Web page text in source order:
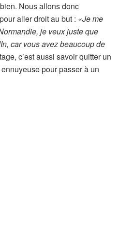
Nous allons donc
pour aller droit au but : «Je me
je veux juste que
car vous avez beaucoup de
c’est aussi savoir quitter un
pour passer à un